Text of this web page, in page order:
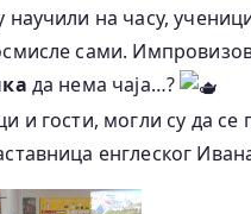
на часу,
сами.
да нема чаја…?
и гости, могли су да се
енглеског